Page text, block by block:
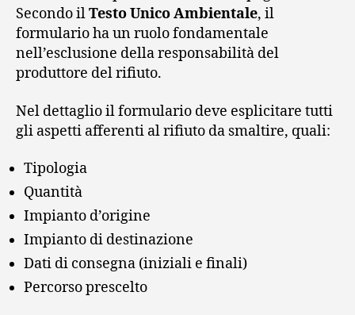
Secondo ilTesto Unico Ambientale, il
formulario ha un ruolo fondamentale
nell’esclusione della responsabilità del
produttore del rifiuto.
Nel dettaglio il formulario deve esplicitare tutti
gli aspetti afferenti al rifiuto da smaltire, quali:
Tipologia
Quantità
Impianto d’origine
Impianto di destinazione
Dati di consegna (iniziali e finali)
Percorso prescelto